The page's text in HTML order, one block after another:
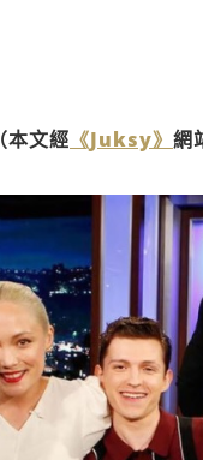
（本文經 《Juksy》 網